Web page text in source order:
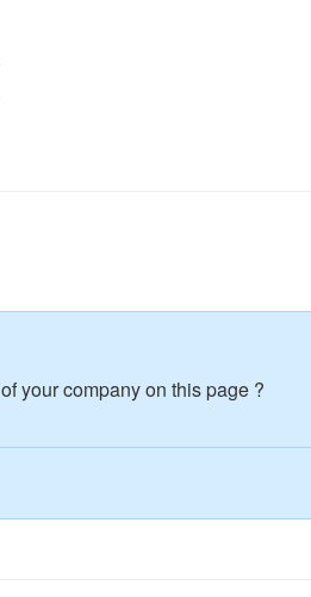
your company on this page ?